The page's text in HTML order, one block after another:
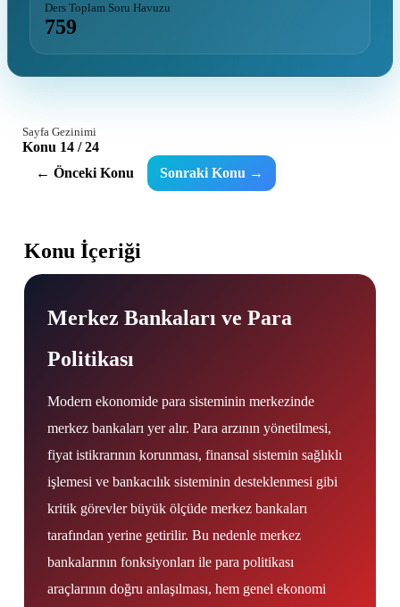
Ders Toplam Soru Havuzu
759
Sayfa Gezinimi
Konu 14 / 24
← Önceki Konu
Sonraki Konu →
Konu İçeriği
Merkez Bankaları ve Para
Politikası
Modern ekonomide para sisteminin merkezinde
merkez bankaları yer alır. Para arzının yönetilmesi,
fiyat istikrarının korunması, finansal sistemin sağlıklı
işlemesi ve bankacılık sisteminin desteklenmesi gibi
kritik görevler büyük ölçüde merkez bankaları
tarafından yerine getirilir. Bu nedenle merkez
bankalarının fonksiyonları ile para politikası
araçlarının doğru anlaşılması, hem genel ekonomi